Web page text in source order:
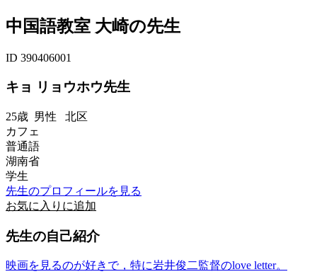
中国語教室 大崎の先生
ID 390406001
キョ リョウホウ先生
25歳 男性 北区
カフェ
普通語
湖南省
学生
先生のプロフィールを見る
お気に入りに追加
先生の自己紹介
映画を見るのが好きで，特に岩井俊二監督のlove letter。